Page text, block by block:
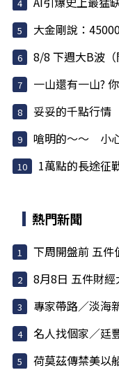
大金剛說：
8/8 下週大B波
一山還有一山?
妥妥的千點行
嗆明的～～ 小
1萬點的長途征
熱門新聞
下周開盤前 五件
8月8日 五件財
專家帶路／淡海
名人找個家／廷
荷莫茲傳禁美以